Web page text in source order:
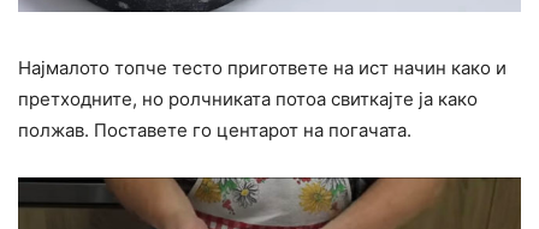
Најмалото топче тесто пригответе на ист начин како и
претходните, но ролчниката потоа свиткајте ја како
полжав. Поставете го центарот на погачата.